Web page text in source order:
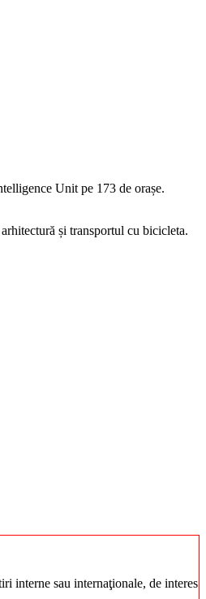
Unit pe 173 de orașe.
și transportul cu bicicleta.
interne sau internaţionale, de interes